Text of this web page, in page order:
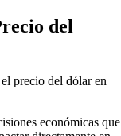
del
precio del dólar en
económicas que